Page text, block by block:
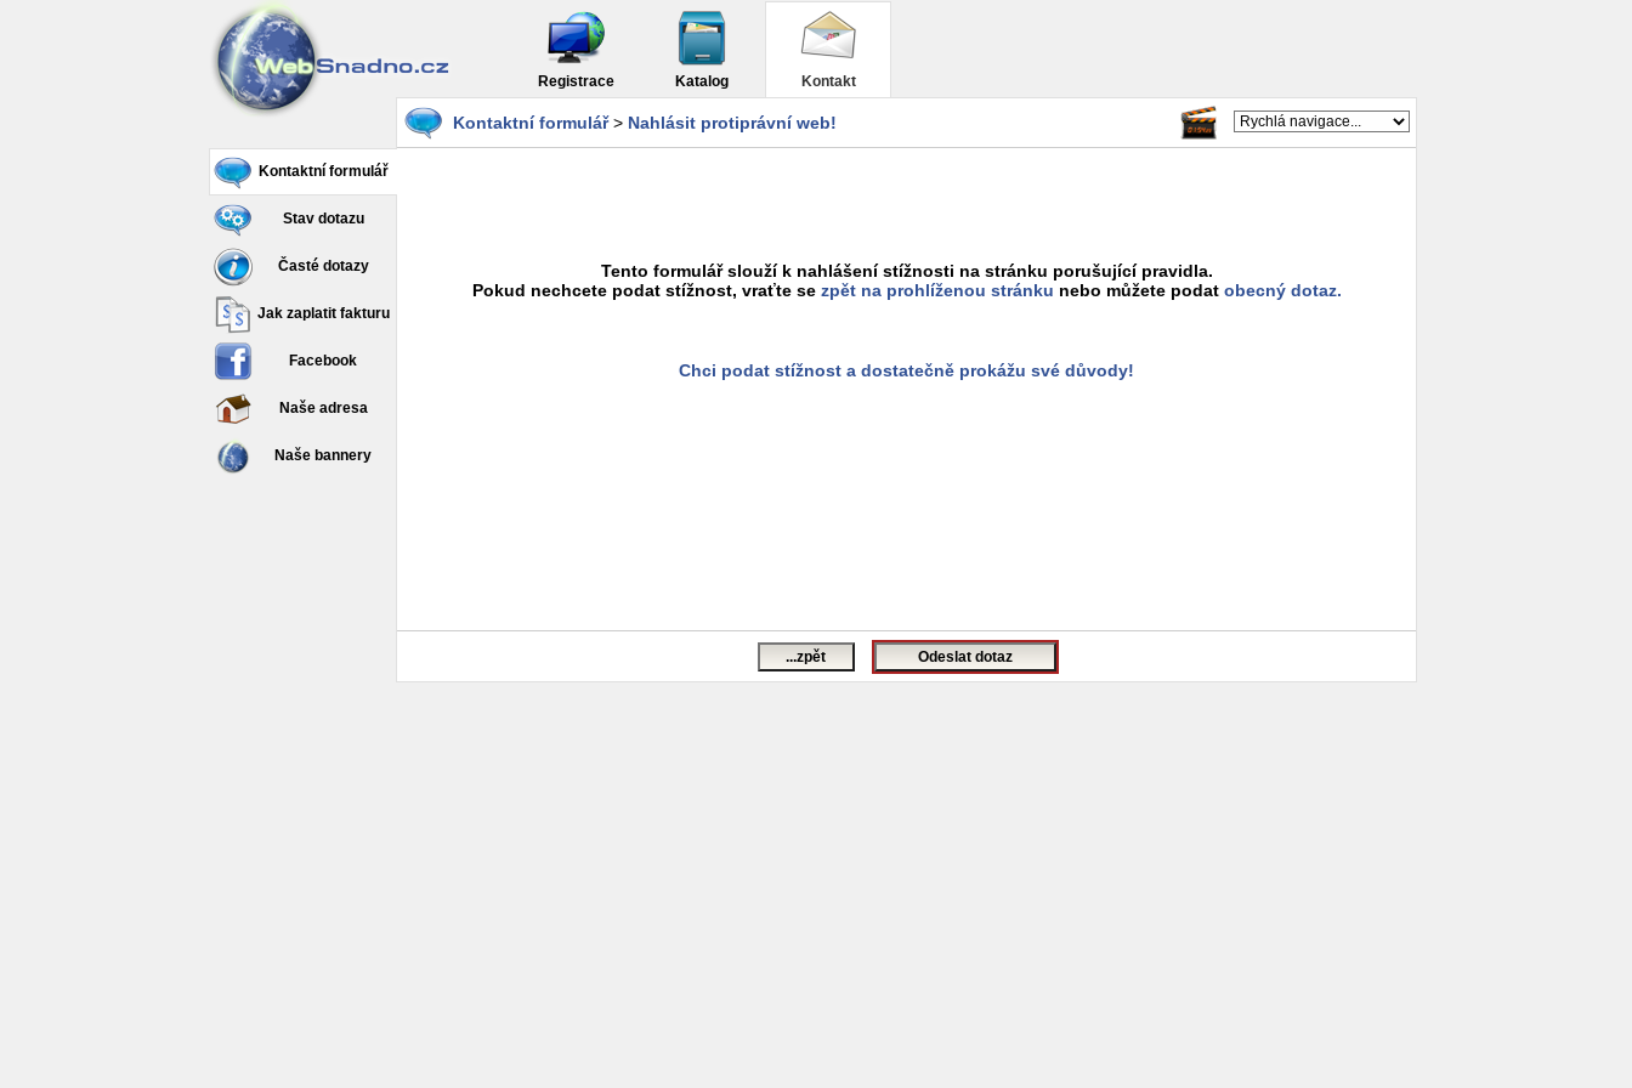
Registrace Katalog Kontakt
Kontaktní formulář
Stav dotazu
Časté dotazy
Jak zaplatit fakturu
Facebook
Naše adresa
Naše bannery
Kontaktní formulář> Nahlásit protiprávní web!
Tento formulář slouží k nahlášení stížnosti na stránku porušující pravidla.
Pokud nechcete podat stížnost, vraťte se zpět na prohlíženou stránku nebo můžete podat obecný dotaz.
Chci podat stížnost a dostatečně prokážu své důvody!